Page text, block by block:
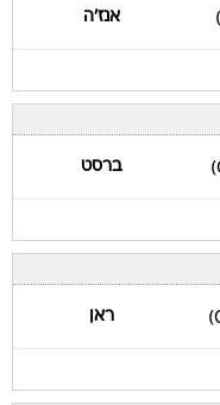
אנז'ה
ברסט
ראן